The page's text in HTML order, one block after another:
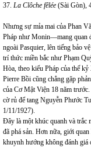
37. La Clôche fêlée (Sài Gòn),
Nhưng sự mỉa mai của Phan
Pháp như Monin—mang quan
ngoài Pasquier, lên tiếng bảo
trí thức miền bắc như Phạm
Hòa, theo kiểu Pháp của thế
Pierre Bồi cũng chẳng gặp
của Cơ Mật Viện 18 năm
cờ rủ để tang Nguyễn Phước
1/11/1927).
Đây là một khúc quanh và trắc
đã phá sản. Hơn nữa, giới
khuynh hướng không đánh giá